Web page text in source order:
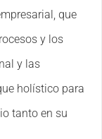
que
y los
y las
holístico para
tanto en su